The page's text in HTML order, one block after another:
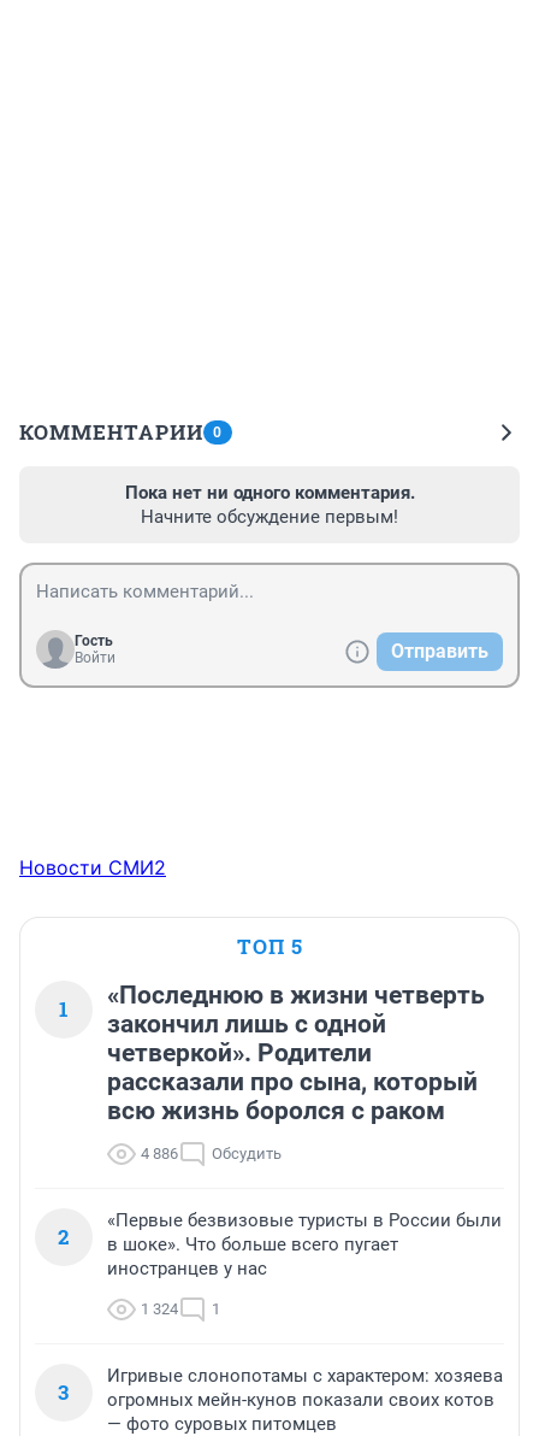
КОММЕНТАРИИ 0
Пока нет ни одного комментария.
Начните обсуждение первым!
Гость
Войти
Отправить
Новости СМИ2
ТОП 5
1
«Последнюю в жизни четверть
закончил лишь с одной
четверкой». Родители
рассказали про сына, который
всю жизнь боролся с раком
4 886 Обсудить
2
«Первые безвизовые туристы в России были
в шоке». Что больше всего пугает
иностранцев у нас
1 324 1
3
Игривые слонопотамы с характером: хозяева
огромных мейн-кунов показали своих котов
— фото суровых питомцев